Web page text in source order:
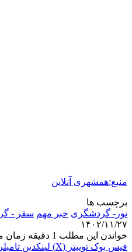
منبع:همشهری آنلاین
برچسب ها
تور- گردشگری خبر مهم سفر -
۱۴۰۲/۱۱/۲۷
خواندن این مطلب 1 دقیقه زمان میبرد
فیس بوک توییتر (X) لینکدین ‫تامبلر